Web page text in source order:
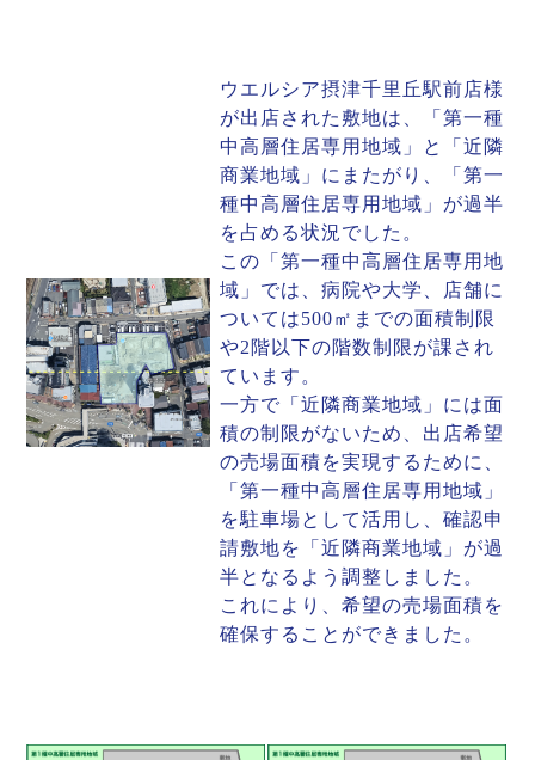
ウエルシア摂津千里丘駅前店様
が出店された敷地は、「第一種
中高層住居専用地域」と「近隣
商業地域」にまたがり、「第一
種中高層住居専用地域」が過半
を占める状況でした。
この「第一種中高層住居専用地
域」では、病院や大学、店舗に
ついては500㎡までの面積制限
や2階以下の階数制限が課され
ています。
一方で「近隣商業地域」には面
積の制限がないため、出店希望
の売場面積を実現するために、
「第一種中高層住居専用地域」
を駐車場として活用し、確認申
請敷地を「近隣商業地域」が過
半となるよう調整しました。
これにより、希望の売場面積を
確保することができました。